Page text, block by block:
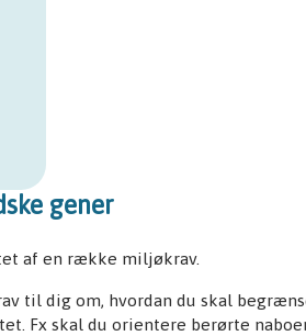
gener
af en række miljøkrav.
til dig om, hvordan du skal
Fx skal du orientere berørte